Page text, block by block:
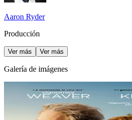
Aaron Ryder
Producción
Ver más Ver más
Galería de imágenes